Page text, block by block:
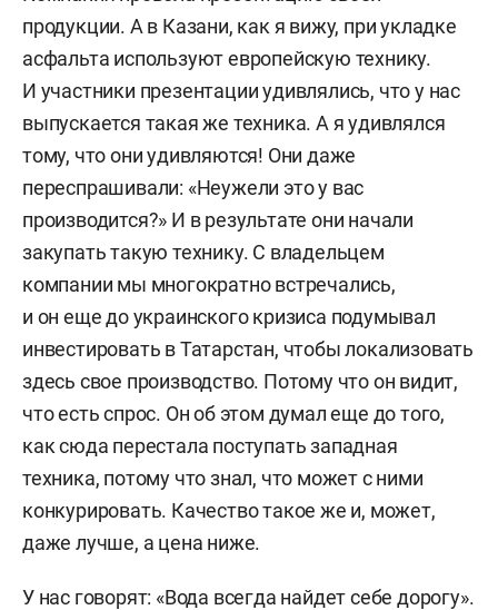
продукции. А в Казани, как я вижу, при укладке
асфальта используют европейскую технику.
И участники презентации удивлялись, что у нас
выпускается такая же техника. А я удивлялся
тому, что они удивляются! Они даже
переспрашивали: «Неужели это у вас
производится?» И в результате они начали
закупать такую технику. С владельцем
компании мы многократно встречались,
и он еще до украинского кризиса подумывал
инвестировать в Татарстан, чтобы локализовать
здесь свое производство. Потому что он видит,
что есть спрос. Он об этом думал еще до того,
как сюда перестала поступать западная
техника, потому что знал, что может с ними
конкурировать. Качество такое же и, может,
даже лучше, а цена ниже.
У нас говорят: «Вода всегда найдет себе дорогу».